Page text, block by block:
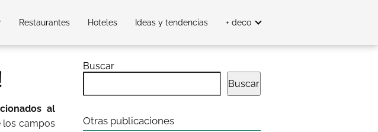
Restaurantes Hoteles Ideas y tendencias + deco
al
los campos
Buscar
Buscar
Otras publicaciones